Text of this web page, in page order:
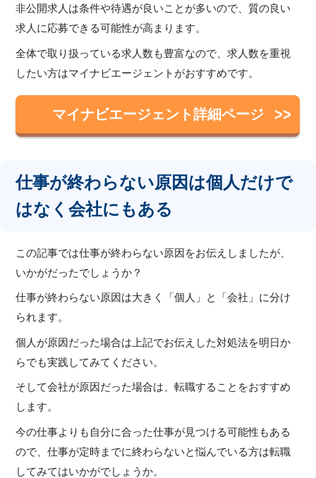
非公開求人は条件や待遇が良いことが多いので、質の良い
求人に応募できる可能性が高まります。
全体で取り扱っている求人数も豊富なので、求人数を重視
したい方はマイナビエージェントがおすすめです。
マイナビエージェント詳細ページ
仕事が終わらない原因は個人だけで
はなく会社にもある
この記事では仕事が終わらない原因をお伝えしましたが、
いかがだったでしょうか？
仕事が終わらない原因は大きく「個人」と「会社」に分け
られます。
個人が原因だった場合は上記でお伝えした対処法を明日か
らでも実践してみてください。
そして会社が原因だった場合は、転職することをおすすめ
します。
今の仕事よりも自分に合った仕事が見つける可能性もある
ので、仕事が定時までに終わらないと悩んでいる方は転職
してみてはいかがでしょうか。